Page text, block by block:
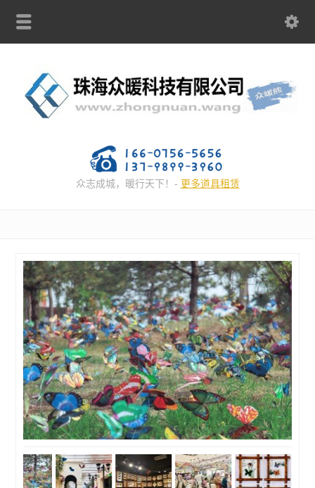
众志成城，暖行天下！- 更多道具租赁